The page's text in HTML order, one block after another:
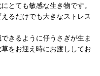
とても敏感な生き物です。
るだけでも大きなストレス
きるように仔うさぎが生ま
をお迎え時にお渡ししてお